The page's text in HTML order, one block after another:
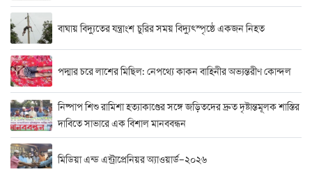
বাঘায় বিদ্যুতের যন্ত্রাংশ চুরির সময় বিদ্যুৎস্পৃষ্ঠে একজন নিহত
পদ্মার চরে লাশের মিছিল: নেপথ্যে কাকন বাহিনীর অভ্যন্তরীণ কোন্দল
নিষ্পাপ শিশু রামিশা হত্যাকাণ্ডের সঙ্গে জড়িতদের দ্রুত দৃষ্টান্তমূলক শাস্তির
দাবিতে সাভারে এক বিশাল মানববন্ধন
মিডিয়া এন্ড এন্ট্রাপ্রেনিয়র অ্যাওয়ার্ড–২০২৬